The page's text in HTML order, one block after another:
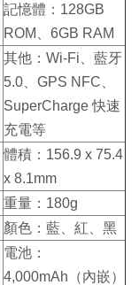
記憶體：128GB
ROM、6GB RAM
其他：Wi-Fi、藍牙
5.0、GPS NFC、
SuperCharge 快速
充電等
體積：156.9 x 75.4
x 8.1mm
重量：180g
顏色：藍、紅、黑
電池：
4,000mAh（內嵌）